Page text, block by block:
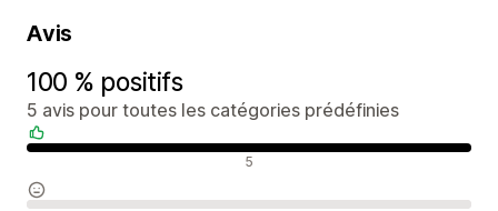
Avis
100 % positifs
5 avis pour toutes les catégories prédéfinies
5